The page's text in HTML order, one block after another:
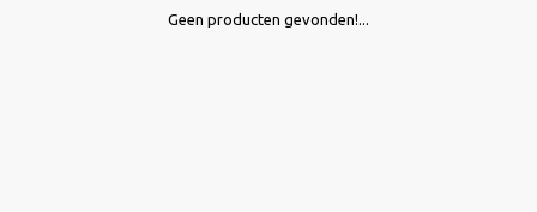
Geen producten gevonden!...